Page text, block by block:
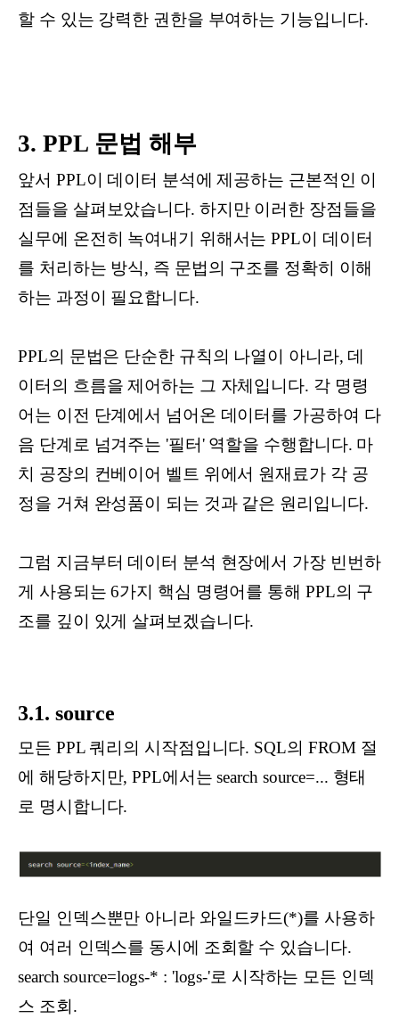
할 수 있는 강력한 권한을 부여하는 기능입니다.
3. PPL 문법 해부
앞서 PPL이 데이터 분석에 제공하는 근본적인 이
점들을 살펴보았습니다. 하지만 이러한 장점들을
실무에 온전히 녹여내기 위해서는 PPL이 데이터
를 처리하는 방식, 즉 문법의 구조를 정확히 이해
하는 과정이 필요합니다.
PPL의 문법은 단순한 규칙의 나열이 아니라, 데
이터의 흐름을 제어하는 그 자체입니다. 각 명령
어는 이전 단계에서 넘어온 데이터를 가공하여 다
음 단계로 넘겨주는 '필터' 역할을 수행합니다. 마
치 공장의 컨베이어 벨트 위에서 원재료가 각 공
정을 거쳐 완성품이 되는 것과 같은 원리입니다.
그럼 지금부터 데이터 분석 현장에서 가장 빈번하
게 사용되는 6가지 핵심 명령어를 통해 PPL의 구
조를 깊이 있게 살펴보겠습니다.
3.1. source
모든 PPL 쿼리의 시작점입니다. SQL의 FROM 절
에 해당하지만, PPL에서는 search source=... 형태
로 명시합니다.
단일 인덱스뿐만 아니라 와일드카드(*)를 사용하
여 여러 인덱스를 동시에 조회할 수 있습니다.
search source=logs-* : 'logs-'로 시작하는 모든 인덱
스 조회.